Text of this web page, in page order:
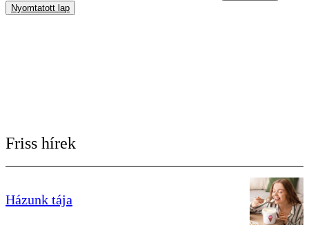
Nyomtatott lap
Friss hírek
Házunk tája